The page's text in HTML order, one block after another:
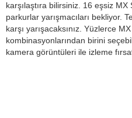
karşılaştıra bilirsiniz. 16 eşsiz
parkurlar yarışmacıları bekliyor.
karşı yarışacaksınız. Yüzlerce
kombinasyonlarından birini
kamera görüntüleri ile izleme